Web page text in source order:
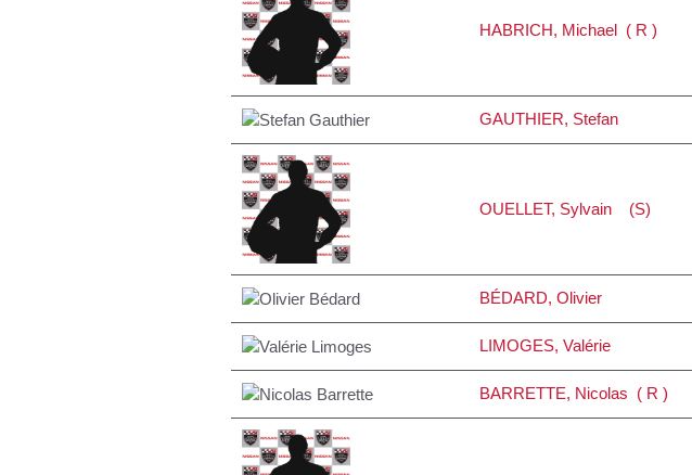
HABRICH, Michael ( R )
GAUTHIER, Stefan
OUELLET, Sylvain (S)
BÉDARD, Olivier
LIMOGES, Valérie
BARRETTE, Nicolas ( R )